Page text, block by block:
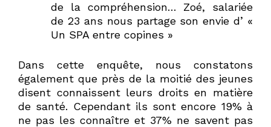
de la compréhension… Zoé, salariée
de 23 ans nous partage son envie d’ «
Un SPA entre copines »
Dans cette enquête, nous constatons
également que près de la moitié des jeunes
disent connaissent leurs droits en matière
de santé. Cependant ils sont encore 19% à
ne pas les connaître et 37% ne savent pas